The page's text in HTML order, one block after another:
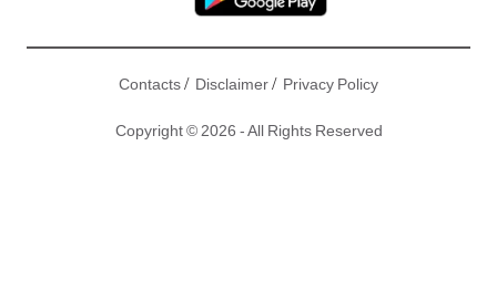
Contacts/ Disclaimer/ Privacy Policy
Copyright © 2026 - All Rights Reserved